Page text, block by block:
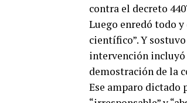
contra el decreto
Luego enredó todo y
científico”. Y
intervención incluyó
demostración de la
Ese amparo dictado